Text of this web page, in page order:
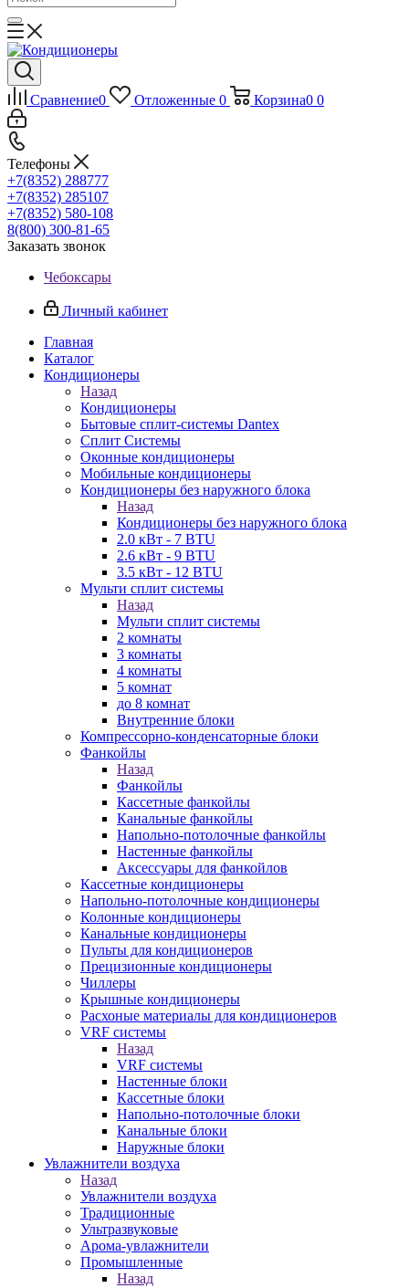
Сравнение0 Отложенные 0 Корзина0 0
Телефоны
+7(8352) 288777
+7(8352) 285107
+7(8352) 580-108
8(800) 300-81-65
Заказать звонок
Чебоксары
Личный кабинет
Главная
Каталог
Кондиционеры
Назад
Кондиционеры
Бытовые сплит-системы Dantex
Сплит Системы
Оконные кондиционеры
Мобильные кондиционеры
Кондиционеры без наружного блока
Назад
Кондиционеры без наружного блока
2.0 кВт - 7 BTU
2.6 кВт - 9 BTU
3.5 кВт - 12 BTU
Мульти сплит системы
Назад
Мульти сплит системы
2 комнаты
3 комнаты
4 комнаты
5 комнат
до 8 комнат
Внутренние блоки
Компрессорно-конденсаторные блоки
Фанкойлы
Назад
Фанкойлы
Кассетные фанкойлы
Канальные фанкойлы
Напольно-потолочные фанкойлы
Настенные фанкойлы
Аксессуары для фанкойлов
Кассетные кондиционеры
Напольно-потолочные кондиционеры
Колонные кондиционеры
Канальные кондиционеры
Пульты для кондиционеров
Прецизионные кондиционеры
Чиллеры
Крышные кондиционеры
Расхоные материалы для кондиционеров
VRF системы
Назад
VRF системы
Настенные блоки
Кассетные блоки
Напольно-потолочные блоки
Канальные блоки
Наружные блоки
Увлажнители воздуха
Назад
Увлажнители воздуха
Традиционные
Ультразвуковые
Арома-увлажнители
Промышленныe
Назад